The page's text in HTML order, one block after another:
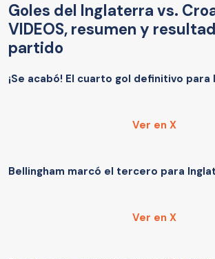
Goles del Inglaterra vs.
VIDEOS, resumen y
partido
¡Se acabó! El cuarto gol definitivo para
Ver en X
Bellingham marcó el tercero para
Ver en X